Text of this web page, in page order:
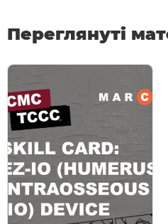
Переглянуті